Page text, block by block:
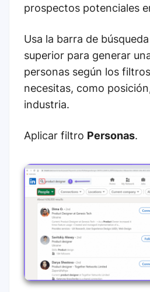
prospectos potenciales
Usa la barra de
superior para generar
personas según los
necesitas, como
industria.
Aplicar filtro Personas.